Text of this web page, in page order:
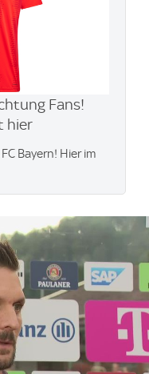
Fans!
hier
Bayern! Hier im